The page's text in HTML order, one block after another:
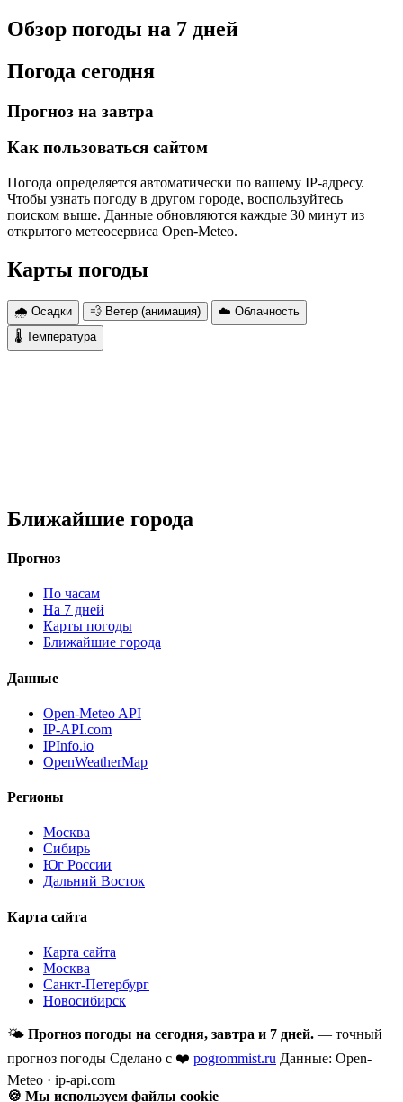
Обзор погоды на 7 дней
Погода сегодня
Прогноз на завтра
Как пользоваться сайтом
Погода определяется автоматически по вашему IP-адресу.
Чтобы узнать погоду в другом городе, воспользуйтесь
поиском выше. Данные обновляются каждые 30 минут из
открытого метеосервиса Open-Meteo.
Карты погоды
🌧 Осадки 💨 Ветер (анимация)
☁️ Облачность
🌡 Температура
Ближайшие города
Прогноз
По часам
На 7 дней
Карты погоды
Ближайшие города
Данные
Open-Meteo API
IP-API.com
IPInfo.io
OpenWeatherMap
Регионы
Москва
Сибирь
Юг России
Дальний Восток
Карта сайта
Карта сайта
Москва
Санкт-Петербург
Новосибирск
🌤 Прогноз погоды на сегодня, завтра и 7 дней. — точный
прогноз погоды Сделано с ❤️ pogrommist.ru Данные: Open-
Meteo · ip-api.com
🍪 Мы используем файлы cookie